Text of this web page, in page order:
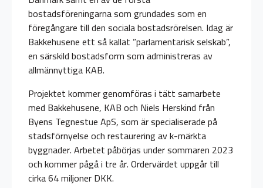
bostadsföreningarna som grundades som en
föregångare till den sociala bostadsrörelsen. Idag är
Bakkehusene ett så kallat ”parlamentarisk selskab”,
en särskild bostadsform som administreras av
allmännyttiga KAB.
Projektet kommer genomföras i tätt samarbete
med Bakkehusene, KAB och Niels Herskind från
Byens Tegnestue ApS, som är specialiserade på
stadsförnyelse och restaurering av k-märkta
byggnader. Arbetet påbörjas under sommaren 2023
och kommer pågå i tre år. Ordervärdet uppgår till
cirka 64 miljoner DKK.